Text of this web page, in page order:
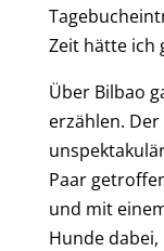
Zeit hätte ich
Über Bilbao
erzählen.
Paar
und mit
Hunde